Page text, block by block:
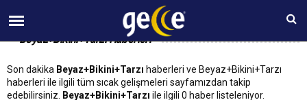
09 AĞUSTOS Pazar 12:24
Beyaz+Bikini+Tarzı Haberleri
Son dakika Beyaz+Bikini+Tarzı haberleri ve Beyaz+Bikini+Tarzı
haberleri ile ilgili tüm sıcak gelişmeleri sayfamızdan takip
edebilirsiniz.
Beyaz+Bikini+Tarzı ile ilgili 0 haber listeleniyor.